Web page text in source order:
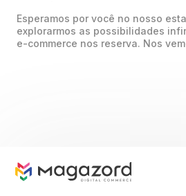
Esperamos por você no nosso
explorarmos as possibilidades
e-commerce nos reserva. Nos